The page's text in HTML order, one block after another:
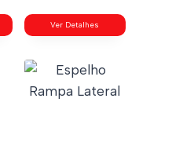
Ver Detalhes